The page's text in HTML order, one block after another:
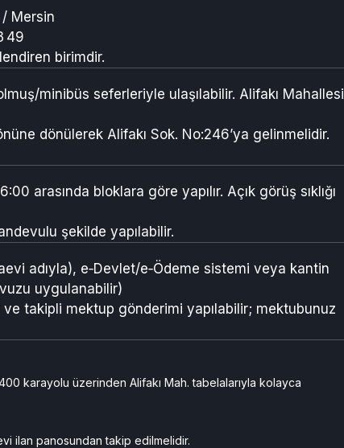
/ Mersin
49
birimdir.
minibüs seferleriyle ulaşılabilir. Alifakı Mahallesi
dönülerek Alifakı Sok. No:246’ya gelinmelidir.
arasında bloklara göre yapılır. Açık görüş sıklığı
şekilde yapılabilir.
adıyla), e‑Devlet/e‑Ödeme sistemi veya kantin
uygulanabilir)
takipli mektup gönderimi yapılabilir; mektubunuz
karayolu üzerinden Alifakı Mah. tabelalarıyla kolayca
ilan panosundan takip edilmelidir.